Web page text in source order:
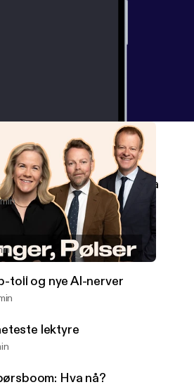
politikk
show og robot-paranoia
dansegulv?
toll og nye AI-nerver
lektyre
Hva nå?